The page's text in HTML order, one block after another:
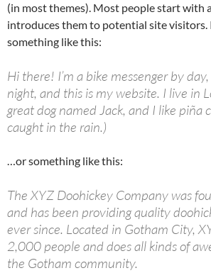
(in most themes). Most people start with
introduces them to potential site visitors.
something like this:
Hi there! I’m a bike messenger by
night, and this is my website. I live in
great dog named Jack, and I like piña
caught in the rain.)
…or something like this:
The XYZ Doohickey Company was
and has been providing quality
ever since. Located in Gotham City,
2,000 people and does all kinds of
the Gotham community.